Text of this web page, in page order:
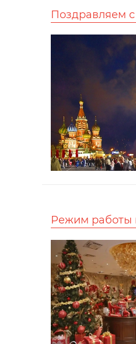
Поздравляем
Режим работы